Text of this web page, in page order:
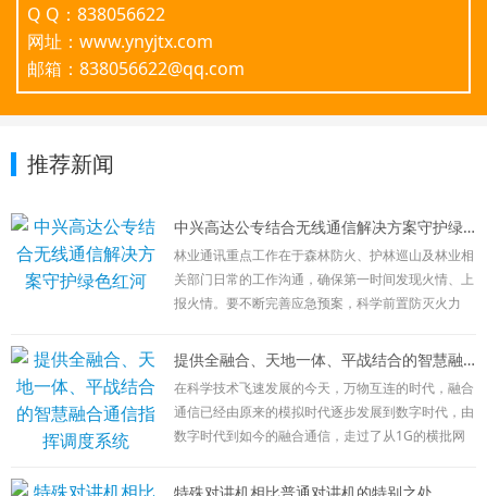
Q Q：838056622
网址：www.ynyjtx.com
邮箱：838056622@qq.com
推荐新闻
中兴高达公专结合无线通信解决方案守护绿色红河
林业通讯重点工作在于森林防火、护林巡山及林业相
关部门日常的工作沟通，确保第一时间发现火情、上
报火情。要不断完善应急预案，科学前置防灭火力
去、信息能畅通，有力有序有效处置火灾扑救、火场
目前林业通讯方式主要有以下几种：公网通讯：
在林区外围相应负责人向总部进行日常沟通及工作汇
报使用，该通讯方式简单，接续时间长，但受网络限
提供全融合、天地一体、平战结合的智慧融合通信指挥调度系统
在科学技术飞速发展的今天，万物互连的时代，融合
通信已经由原来的模拟时代逐步发展到数字时代，由
数字时代到如今的融合通信，走过了从1G的横批网
网结合；现在宽窄融合、公专结合已经满足不了广大
特殊对讲机相比普通对讲机的特别之处